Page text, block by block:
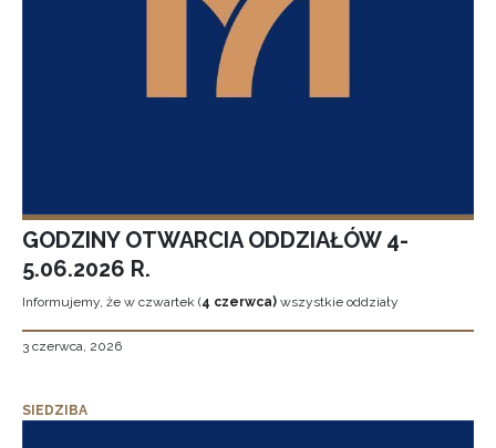
GODZINY OTWARCIA ODDZIAŁÓW 4-
5.06.2026 R.
Informujemy, że w czwartek (4 czerwca) wszystkie oddziały
3 czerwca, 2026
SIEDZIBA